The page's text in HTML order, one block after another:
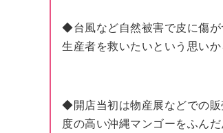
◆台風など自然被害で皮に傷が
生産者を救いたいという思い
◆開店当初は物産展などでの販
度の高い沖縄マンゴーをふん